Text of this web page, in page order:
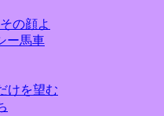
の顔よ
ー馬車
けを望む